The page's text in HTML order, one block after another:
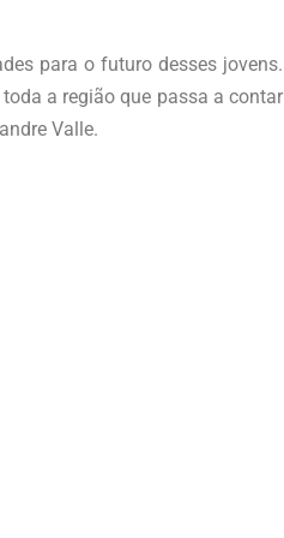
para o futuro desses jovens.
a região que passa a contar
Valle.